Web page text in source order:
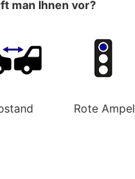
man Ihnen vor?
Rote Ampel